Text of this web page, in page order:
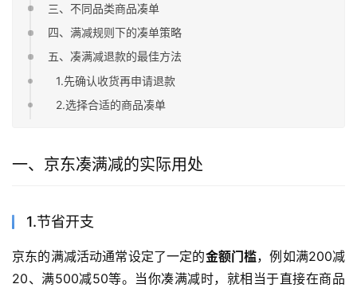
三、不同品类商品凑单
四、满减规则下的凑单策略
五、凑满减退款的最佳方法
1.先确认收货再申请退款
2.选择合适的商品凑单
一、京东凑满减的实际用处
1.节省开支
京东的满减活动通常设定了一定的金额门槛，例如满200减
20、满500减50等。当你凑满减时，就相当于直接在商品